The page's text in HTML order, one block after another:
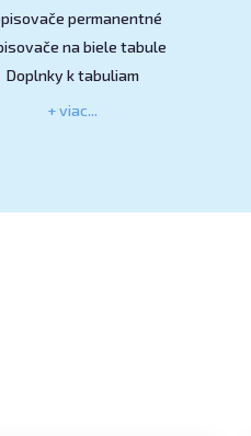
permanentné
na biele tabule
Doplnky k tabuliam
+ viac...